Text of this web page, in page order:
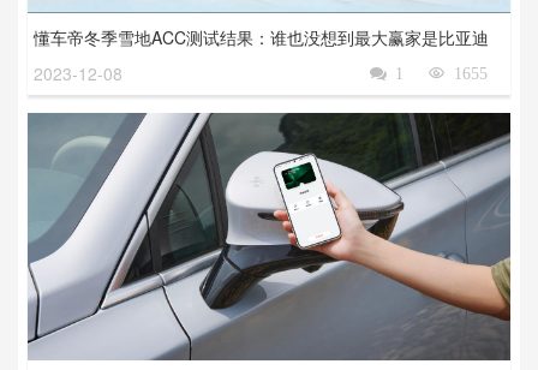
懂车帝冬季雪地ACC测试结果：谁也没想到最大赢家是比亚迪
2023-12-08
1655

1
